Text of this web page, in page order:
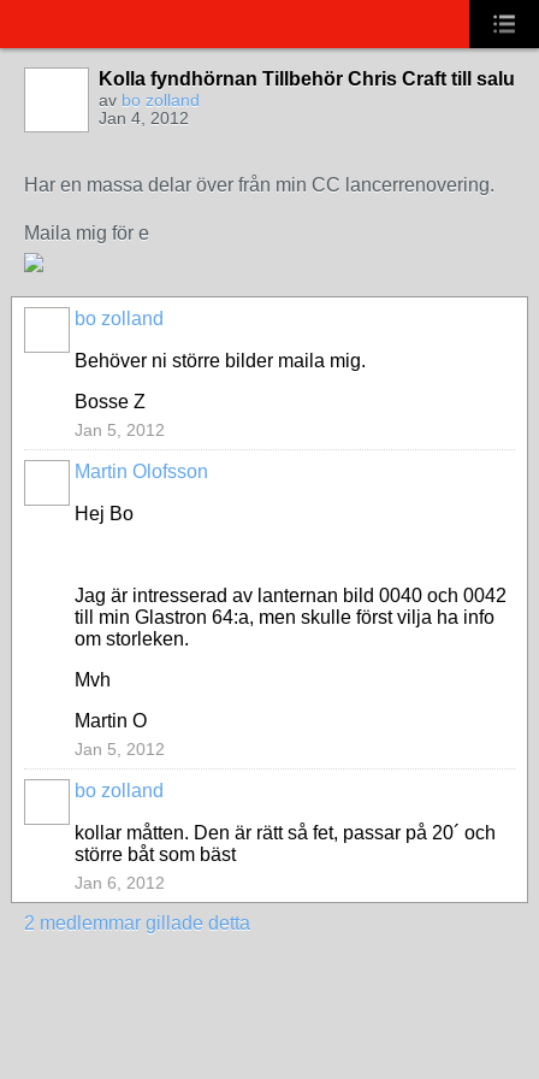
Kolla fyndhörnan Tillbehör Chris Craft till salu
av bo zolland
Jan 4, 2012
Har en massa delar över från min CC lancerrenovering.
Maila mig för e
bo zolland
Behöver ni större bilder maila mig.
Bosse Z
Jan 5, 2012
Martin Olofsson
Hej Bo
Jag är intresserad av lanternan bild 0040 och 0042
till min Glastron 64:a, men skulle först vilja ha info
om storleken.
Mvh
Martin O
Jan 5, 2012
bo zolland
kollar måtten. Den är rätt så fet, passar på 20´ och
större båt som bäst
Jan 6, 2012
2 medlemmar gillade detta